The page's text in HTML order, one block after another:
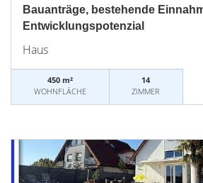
Bauanträge, bestehende
Entwicklungspotenzial
Haus
450 m²
WOHNFLÄCHE
14
ZIMMER